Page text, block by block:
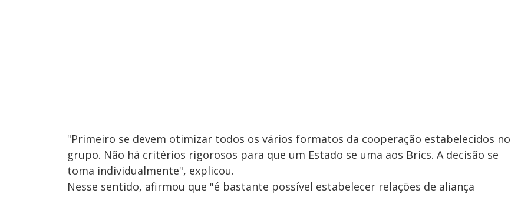
"Primeiro se devem otimizar todos os vários formatos da cooperação estabelecidos no
grupo. Não há critérios rigorosos para que um Estado se uma aos Brics. A decisão se
toma individualmente", explicou.
Nesse sentido, afirmou que "é bastante possível estabelecer relações de aliança